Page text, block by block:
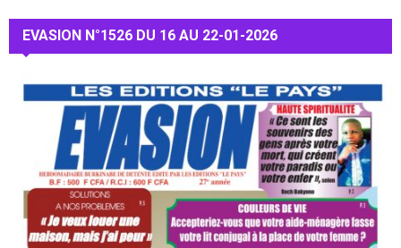
EVASION N°1526 DU 16 AU 22-01-2026